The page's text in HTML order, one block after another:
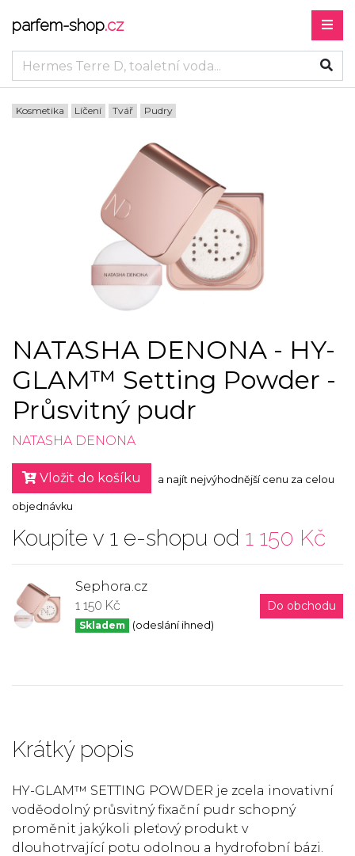
parfem-shop.cz
Kosmetika Líčení Tvář Pudry
NATASHA DENONA - HY-
GLAM™ Setting Powder -
Průsvitný pudr
NATASHA DENONA
Vložit do košíku a najít nejvýhodnější cenu za celou
objednávku
Koupíte v 1 e-shopu od 1 150 Kč
Sephora.cz
1 150 Kč
Skladem (odeslání ihned)
Do obchodu
Krátký popis
HY-GLAM™ SETTING POWDER je zcela inovativní
voděodolný průsvitný fixační pudr schopný
proměnit jakýkoli pleťový produkt v
dlouhotrvající potu odolnou a hydrofobní bázi.